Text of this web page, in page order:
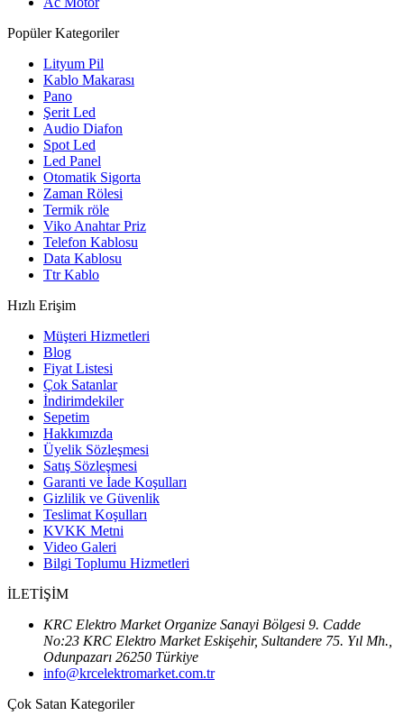
Popüler Kategoriler
Lityum Pil
Kablo Makarası
Pano
Şerit Led
Audio Diafon
Spot Led
Led Panel
Otomatik Sigorta
Zaman Rölesi
Termik röle
Viko Anahtar Priz
Telefon Kablosu
Data Kablosu
Ttr Kablo
Hızlı Erişim
Müşteri Hizmetleri
Blog
Fiyat Listesi
Çok Satanlar
İndirimdekiler
Sepetim
Hakkımızda
Üyelik Sözleşmesi
Satış Sözleşmesi
Garanti ve İade Koşulları
Gizlilik ve Güvenlik
Teslimat Koşulları
KVKK Metni
Video Galeri
Bilgi Toplumu Hizmetleri
İLETİŞİM
KRC Elektro Market Organize Sanayi Bölgesi 9. Cadde
No:23 KRC Elektro Market Eskişehir, Sultandere 75. Yıl Mh.,
Odunpazarı 26250 Türkiye
info@krcelektromarket.com.tr
Çok Satan Kategoriler